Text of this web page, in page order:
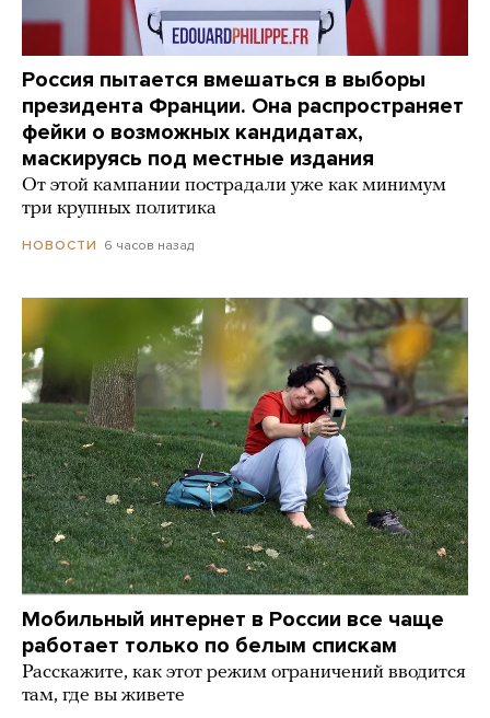
Россия пытается вмешаться в выборы
президента Франции. Она распространяет
фейки о возможных кандидатах,
маскируясь под местные издания
От этой кампании пострадали уже как минимум
три крупных политика
НОВОСТИ 6 часов назад
Мобильный интернет в России все чаще
работает только по белым спискам
Расскажите, как этот режим ограничений вводится
там, где вы живете